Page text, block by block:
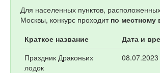
Для населенных пунктов, расположенных
Москвы, конкурс проходит по местному
Краткое название
Дата и
Праздник Драконьих
лодок